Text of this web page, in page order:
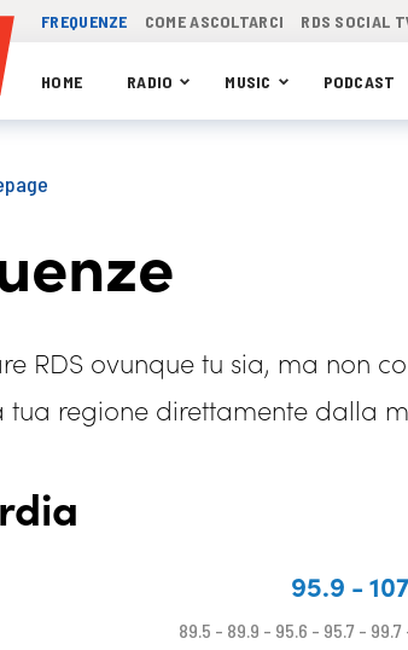
FREQUENZE COME ASCOLTARCI RDS SOCIAL
HOME RADIO MUSIC PODCAST
RDS ovunque tu sia, ma non
tua regione direttamente dalla
95.9 -
89.5 - 89.9 - 95.6 - 95.7 - 99.7